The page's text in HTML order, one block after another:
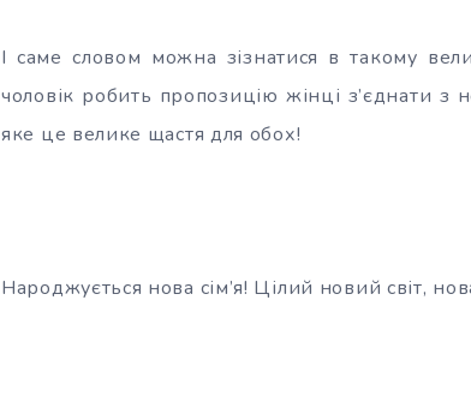
І саме словом можна зізнатися в такому
чоловік робить пропозицію жінці з’єднати
яке це велике щастя для обох!
Народжується нова сім’я! Цілий новий світ,